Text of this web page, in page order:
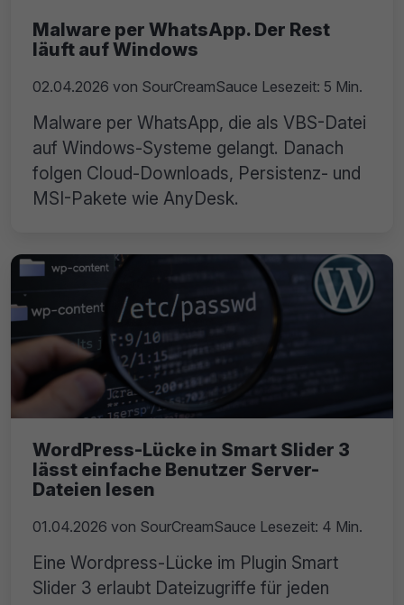
Malware per WhatsApp. Der Rest
läuft auf Windows
02.04.2026 von SourCreamSauce Lesezeit: 5 Min.
Malware per WhatsApp, die als VBS-Datei
auf Windows-Systeme gelangt. Danach
folgen Cloud-Downloads, Persistenz- und
MSI-Pakete wie AnyDesk.
WordPress-Lücke in Smart Slider 3
lässt einfache Benutzer Server-
Dateien lesen
01.04.2026 von SourCreamSauce Lesezeit: 4 Min.
Eine Wordpress-Lücke im Plugin Smart
Slider 3 erlaubt Dateizugriffe für jeden